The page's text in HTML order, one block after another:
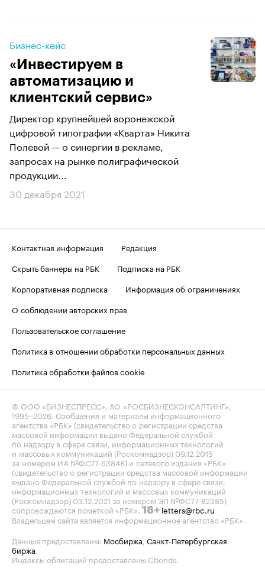
Бизнес-кейс
«Инвестируем в
автоматизацию и
клиентский сервис»
Директор крупнейшей воронежской
цифровой типографии «Кварта» Никита
Полевой — о синергии в рекламе,
запросах на рынке полиграфической
продукции...
30 декабря 2021
Контактная информация
Редакция
Скрыть баннеры на РБК
Подписка на РБК
Корпоративная подписка
Информация об ограничениях
О соблюдении авторских прав
Пользовательское соглашение
Политика в отношении обработки персональных данных
Политика обработки файлов cookie
© ООО «БИЗНЕСПРЕСС», АО «РОСБИЗНЕСКОНСАЛТИНГ»,
1995–2026 . Сообщения и материалы информационного
агентства «РБК» (свидетельство о регистрации средства
массовой информации выдано Федеральной службой
по надзору в сфере связи, информационных технологий
и массовых коммуникаций (Роскомнадзор) 09.12.2015
за номером ИА №ФС77-63848) и сетевого издания «РБК»
(свидетельство о регистрации средства массовой информации
выдано Федеральной службой по надзору в сфере связи,
информационных технологий и массовых коммуникаций
(Роскомнадзор) 03.12.2021 за номером ЭЛ №ФС77-82385)
сопровождаются пометкой «РБК». 18+ letters@rbc.ru
Владельцем сайта является информационное агентство «РБК».
Данные предоставлены: Мосбиржа Санкт-Петербургская
биржа
Индексы облигаций предоставлены Cbonds.